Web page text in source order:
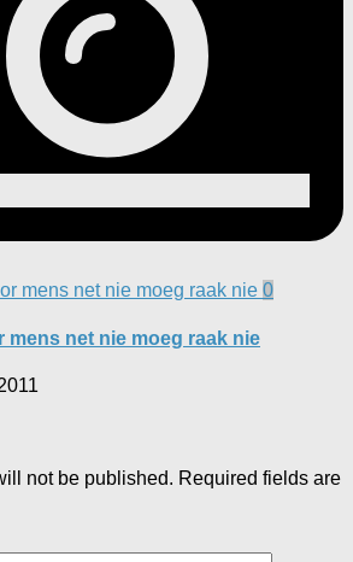
0
mens net nie moeg raak nie
not be published. Required fields are